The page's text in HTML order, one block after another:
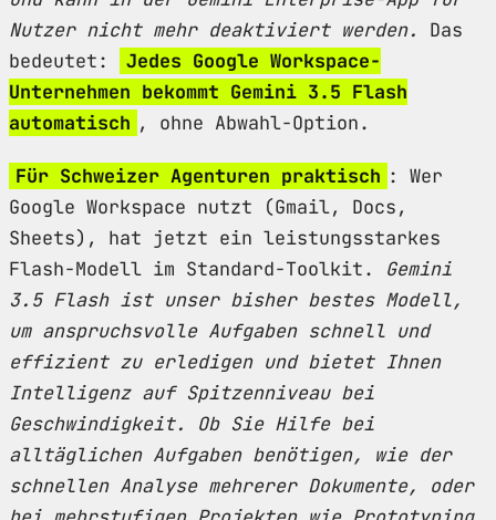
Nutzer nicht mehr deaktiviert werden.
Das
bedeutet:
Jedes Google Workspace-
Unternehmen bekommt Gemini 3.5 Flash
automatisch , ohne Abwahl-Option.
Für Schweizer Agenturen praktisch : Wer
Google Workspace nutzt (Gmail, Docs,
Sheets), hat jetzt ein leistungsstarkes
Flash-Modell im Standard-Toolkit. Gemini
3.5 Flash ist unser bisher bestes Modell,
um anspruchsvolle Aufgaben schnell und
effizient zu erledigen und bietet Ihnen
Intelligenz auf Spitzenniveau bei
Geschwindigkeit. Ob Sie Hilfe bei
alltäglichen Aufgaben benötigen, wie der
schnellen Analyse mehrerer Dokumente, oder